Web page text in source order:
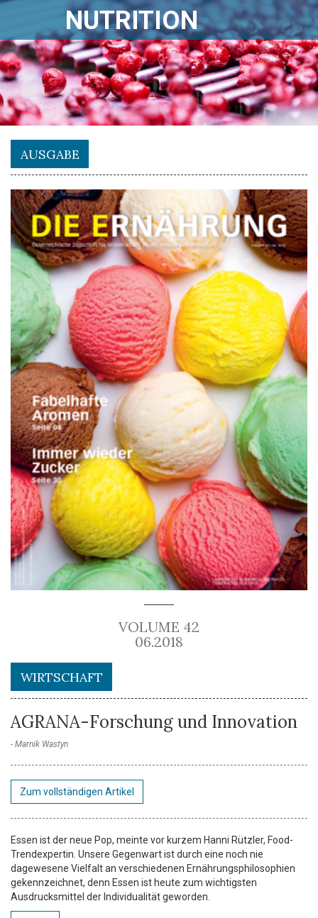
NUTRITION
AUSGABE
VOLUME 42
06.2018
WIRTSCHAFT
AGRANA-Forschung und Innovation
Marnik Wastyn
Zum vollständigen Artikel
Essen ist der neue Pop, meinte vor kurzem Hanni Rützler, Food-
Trendexpertin. Unsere Gegenwart ist durch eine noch nie
dagewesene Vielfalt an verschiedenen Ernährungsphilosophien
gekennzeichnet, denn Essen ist heute zum wichtigsten
Ausdrucksmittel der Individualität geworden.